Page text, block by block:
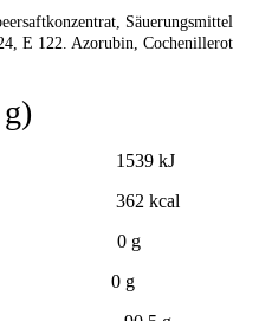
Säuerungsmittel
E 122. Azorubin, Cochenillerot
kJ
kcal
g
0 g